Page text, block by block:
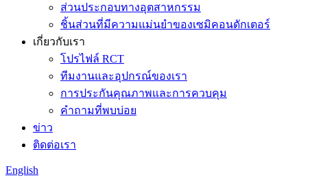
ส่วนประกอบทางอุตสาหกรรม
ชิ้นส่วนที่มีความแม่นยำของเซมิคอนดักเตอร์
เกี่ยวกับเรา
โปรไฟล์ RCT
ทีมงานและอุปกรณ์ของเรา
การประกันคุณภาพและการควบคุม
คำถามที่พบบ่อย
ข่าว
ติดต่อเรา
English